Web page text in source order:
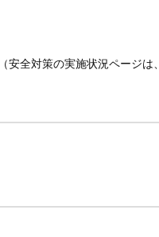
（安全対策の実施状況ページは、